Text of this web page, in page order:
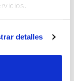
detalles